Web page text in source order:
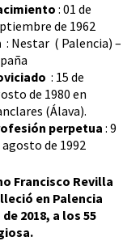
: 01 de
de 1962
: Nestar ( Palencia) –
: 15 de
de 1980 en
(Álava).
perpetua: 9
agosto de 1992
Francisco Revilla
en Palencia
2018, a los 55